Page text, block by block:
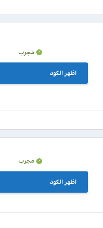
مجرب
اظهر الكود
مجرب
اظهر الكود